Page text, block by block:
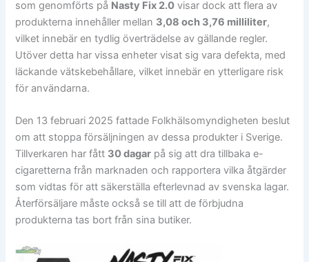
som genomförts på Nasty Fix 2.0 visar dock att flera av
produkterna innehåller mellan 3,08 och 3,76 milliliter,
vilket innebär en tydlig överträdelse av gällande regler.
Utöver detta har vissa enheter visat sig vara defekta, med
läckande vätskebehållare, vilket innebär en ytterligare risk
för användarna.
Den 13 februari 2025 fattade Folkhälsomyndigheten beslut
om att stoppa försäljningen av dessa produkter i Sverige.
Tillverkaren har fått 30 dagar på sig att dra tillbaka e-
cigaretterna från marknaden och rapportera vilka åtgärder
som vidtas för att säkerställa efterlevnad av svenska lagar.
Återförsäljare måste också se till att de förbjudna
produkterna tas bort från sina butiker.